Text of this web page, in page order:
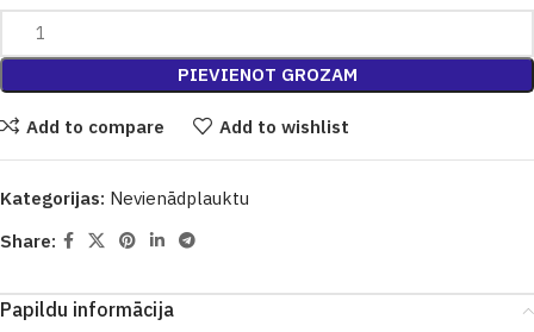
PIEVIENOT GROZAM
Add to compare Add to wishlist
Kategorijas: Nevienādplauktu
Share:
Papildu informācija